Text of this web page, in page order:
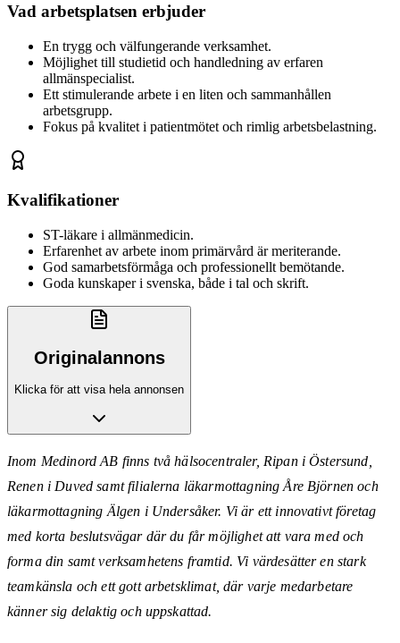
Vad arbetsplatsen erbjuder
En trygg och välfungerande verksamhet.
Möjlighet till studietid och handledning av erfaren
allmänspecialist.
Ett stimulerande arbete i en liten och sammanhållen
arbetsgrupp.
Fokus på kvalitet i patientmötet och rimlig arbetsbelastning.
Kvalifikationer
ST-läkare i allmänmedicin.
Erfarenhet av arbete inom primärvård är meriterande.
God samarbetsförmåga och professionellt bemötande.
Goda kunskaper i svenska, både i tal och skrift.
Originalannons
Klicka för att visa hela annonsen
Inom Medinord AB finns två hälsocentraler, Ripan i Östersund,
Renen i Duved samt filialerna läkarmottagning Åre Björnen och
läkarmottagning Älgen i Undersåker. Vi är ett innovativt företag
med korta beslutsvägar där du får möjlighet att vara med och
forma din samt verksamhetens framtid. Vi värdesätter en stark
teamkänsla och ett gott arbetsklimat, där varje medarbetare
känner sig delaktig och uppskattad.